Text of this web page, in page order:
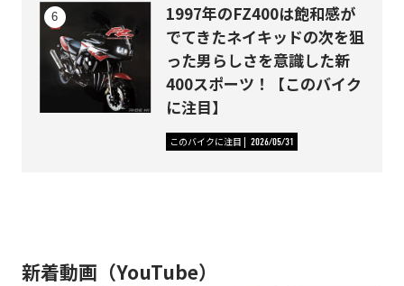
1997年のFZ400は飽和感が
でてきたネイキッドの次を狙
った男らしさを意識した新
400スポーツ！【このバイク
に注目】
このバイクに注目 2026/05/31
新着動画（YouTube）